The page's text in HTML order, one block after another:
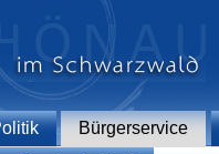
Bürgerservice